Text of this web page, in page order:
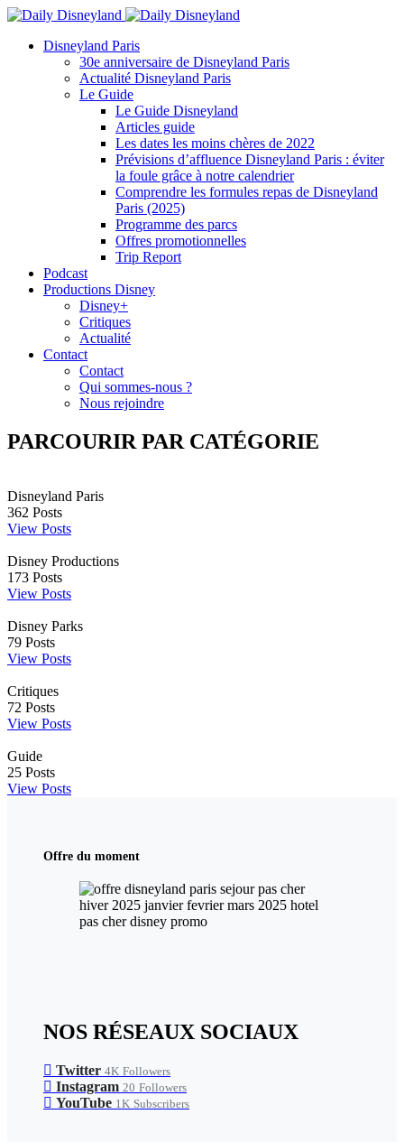
Disneyland Paris
30e anniversaire de Disneyland Paris
Actualité Disneyland Paris
Le Guide
Le Guide Disneyland
Articles guide
Les dates les moins chères de 2022
Prévisions d’affluence Disneyland Paris : éviter
la foule grâce à notre calendrier
Comprendre les formules repas de Disneyland
Paris (2025)
Programme des parcs
Offres promotionnelles
Trip Report
Podcast
Productions Disney
Disney+
Critiques
Actualité
Contact
Contact
Qui sommes-nous ?
Nous rejoindre
PARCOURIR PAR CATÉGORIE
Disneyland Paris
362 Posts
View Posts
Disney Productions
173 Posts
View Posts
Disney Parks
79 Posts
View Posts
Critiques
72 Posts
View Posts
Guide
25 Posts
View Posts
Offre du moment
NOS RÉSEAUX SOCIAUX
Twitter 4K Followers
Instagram 20 Followers
YouTube 1K Subscribers